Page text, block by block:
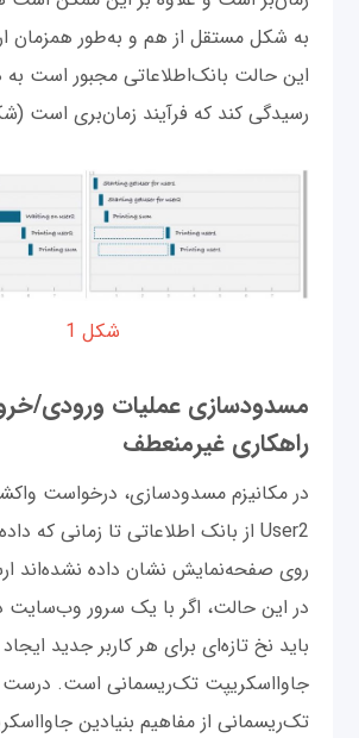
به شکل مستقل از هم و به‌طور همزمان
این حالت بانک‌اطلاعاتی مجبور است
رسیدگی کند که فرآیند زمان‌بری است
شکل 1
مسدودسازی عملیات ورودی/
راهکاری غیرمنعطف
در مکانیزم مسدود‌سازی، درخواست
روی صفحه‌نمایش نشان داده نشده‌اند
در این حالت، اگر با یک سرور وب‌سایت
باید نخ تازه‌ای برای هر کاربر جدید ایجاد
جاوااسکریپت تک‌ریسمانی است.
تک‌ریسمانی از مفاهیم بنیادین